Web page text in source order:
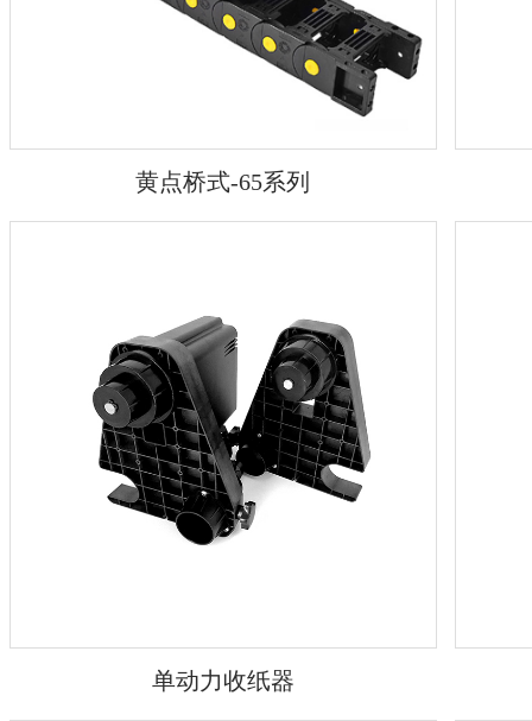
黄点桥式-65系列
单动力收纸器